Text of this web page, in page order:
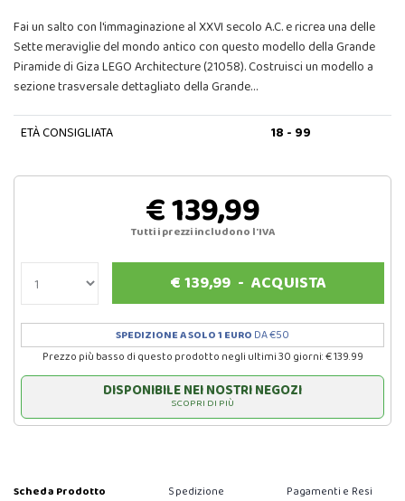
Fai un salto con l'immaginazione al XXVI secolo A.C. e ricrea una delle
Sette meraviglie del mondo antico con questo modello della Grande
Piramide di Giza LEGO Architecture (21058). Costruisci un modello a
sezione trasversale dettagliato della Grande…
ETÀ CONSIGLIATA 18 - 99
€ 139,99
Tutti i prezzi includono l'IVA
€139,99- ACQUISTA
SPEDIZIONE A SOLO 1 EURO DA €50
Prezzo più basso di questo prodotto negli ultimi 30 giorni: € 139.99
DISPONIBILE NEI NOSTRI NEGOZI
SCOPRI DI PIÙ
Scheda Prodotto Spedizione Pagamenti e Resi